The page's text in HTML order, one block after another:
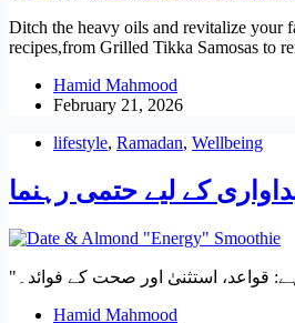
Ditch the heavy oils and revitalize your
recipes,from Grilled Tikka Samosas to
Hamid Mahmood
February 21, 2026
lifestyle, Ramadan, Wellbeing
Hamid Mahmood